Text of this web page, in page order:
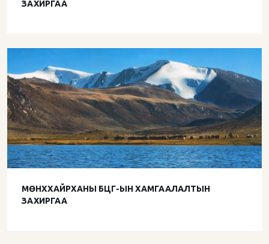
ЗАХИРГАА
МӨНХХАЙРХАНЫ БЦГ-ЫН ХАМГААЛАЛТЫН
ЗАХИРГАА